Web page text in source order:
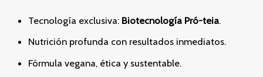
Tecnología exclusiva: Biotecnología Pró-teia.
Nutrición profunda con resultados inmediatos.
Fórmula vegana, ética y sustentable.